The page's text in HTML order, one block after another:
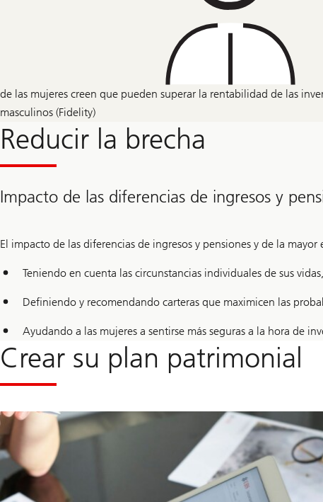
de las mujeres creen que pueden superar la rentabilidad de las
masculinos (Fidelity)
Reducir la brecha
Impacto de las diferencias de ingresos y
El impacto de las diferencias de ingresos y pensiones y de la
Teniendo en cuenta las circunstancias individuales de sus
Definiendo y recomendando carteras que maximicen las
Ayudando a las mujeres a sentirse más seguras a la hora de
Crear su plan patrimonial